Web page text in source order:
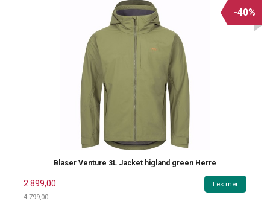
Blaser Venture 3L Jacket higland green Herre
2 899,00
4 799,00
-40%
Les mer